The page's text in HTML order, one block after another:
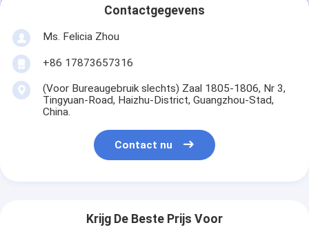
Contactgegevens
Ms. Felicia Zhou
+86 17873657316
(Voor Bureaugebruik slechts) Zaal 1805-1806, Nr 3,
Tingyuan-Road, Haizhu-District, Guangzhou-Stad,
China.
Contact nu
Krijg De Beste Prijs Voor